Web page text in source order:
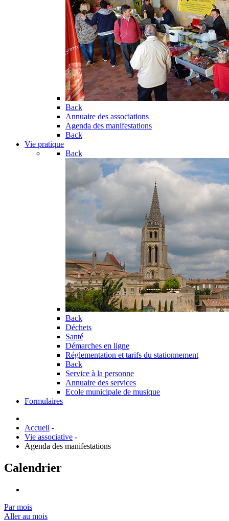
Back
Annuaire des associations
Agenda des manifestations
Back
Vie pratique
Back
Back
Déchets
Santé
Démarches en ligne
Réglementation et tarifs du stationnement
Back
Service à la personne
Annuaire des services
Ecole municipale de musique
Formulaires
Accueil -
Vie associative -
Agenda des manifestations
Calendrier
Par mois
Aller au mois